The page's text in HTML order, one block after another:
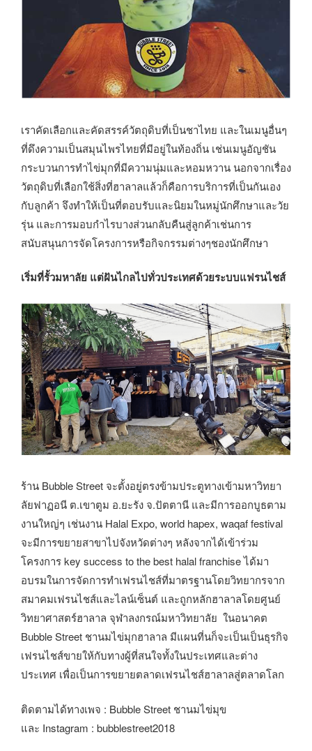
เราคัดเลือกและคัดสรรค์วัตถุดิบที่เป็นชาไทย และในเมนูอื่นๆ
ที่ดึงความเป็นสมุนไพรไทยที่มีอยู่ในท้องถิ่น เช่นเมนูอัญชัน
กระบวนการทำไข่มุกที่มีความนุ่มและหอมหวาน นอกจากเรื่อง
วัตถุดิบที่เลือกใช้สิ่งที่ฮาลาลแล้วก็คือการบริการที่เป็นกันเอง
กับลูกค้า จึงทำให้เป็นที่ตอบรับและนิยมในหมู่นักศึกษาและวัย
รุ่น และการมอบกำไรบางส่วนกลับคืนสู่ลูกค้าเช่นการ
สนับสนุนการจัดโครงการหรือกิจกรรมต่างๆชองนักศึกษา
เริ่มที่รั้วมหาลัย แต่ฝันไกลไปทั่วประเทศด้วยระบบแฟรนไชส์
ร้าน Bubble Street จะตั้งอยู่ตรงข้ามประตูทางเข้ามหาวิทยา
ลัยฟาฏอนี ต.เขาตูม อ.ยะรัง จ.ปัตตานี และมีการออกบูธตาม
งานใหญ่ๆ เช่นงาน Halal Expo, world hapex, waqaf festival
จะมีการขยายสาขาไปจังหวัดต่างๆ หลังจากได้เข้าร่วม
โครงการ key success to the best halal franchise ได้มา
อบรมในการจัดการทำเฟรนไชส์ที่มาตรฐานโดยวิทยากรจาก
สมาคมเฟรนไชส์และไลน์เซ็นต์ และถูกหลักฮาลาลโดยศูนย์
วิทยาศาสตร์ฮาลาล จุฬาลงกรณ์มหาวิทยาลัย ในอนาคต
Bubble Street ชานมไข่มุกฮาลาล มีแผนที่นก็จะเป็นเป็นธุรกิจ
เฟรนไชส์ขายให้กับทางผู้ที่สนใจทั้งในประเทศและต่าง
ประเทศ เพื่อเป็นการขยายตลาดเฟรนไชส์ฮาลาลสู่ตลาดโลก
ติดตามได้ทางเพจ : Bubble Street ชานมไข่มุข
และ Instagram : bubblestreet2018